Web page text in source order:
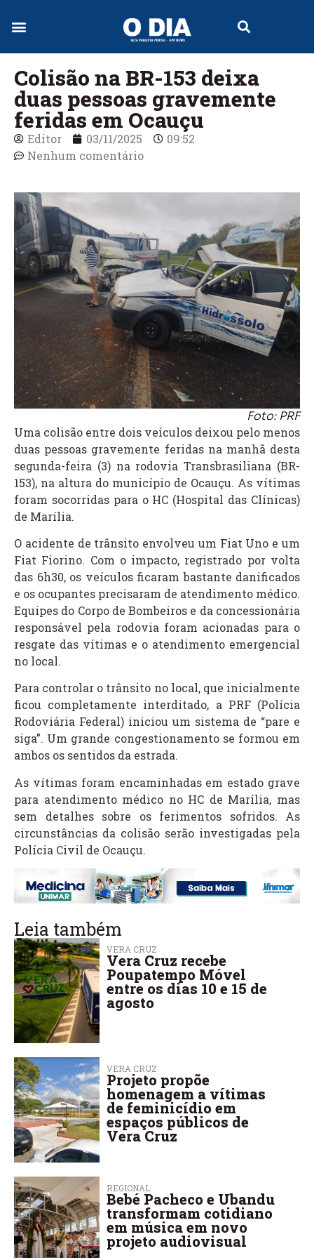
Colisão na BR-153 deixa
duas pessoas gravemente
feridas em Ocauçu
Editor 03/11/2025
09:52
Nenhum comentário
Foto: PRF
Uma colisão entre dois veículos deixou pelo menos
duas pessoas gravemente feridas na manhã desta
segunda-feira (3) na rodovia Transbrasiliana (BR-
153), na altura do município de Ocauçu. As vítimas
foram socorridas para o HC (Hospital das Clínicas)
de Marília.
O acidente de trânsito envolveu um Fiat Uno e um
Fiat Fiorino. Com o impacto, registrado por volta
das 6h30, os veículos ficaram bastante danificados
e os ocupantes precisaram de atendimento médico.
Equipes do Corpo de Bombeiros e da concessionária
responsável pela rodovia foram acionadas para o
resgate das vítimas e o atendimento emergencial
no local.
Para controlar o trânsito no local, que inicialmente
ficou completamente interditado, a PRF (Polícia
Rodoviária Federal) iniciou um sistema de “pare e
siga”. Um grande congestionamento se formou em
ambos os sentidos da estrada.
As vítimas foram encaminhadas em estado grave
para atendimento médico no HC de Marília, mas
sem detalhes sobre os ferimentos sofridos. As
circunstâncias da colisão serão investigadas pela
Polícia Civil de Ocauçu.
Leia também
VERA CRUZ
Vera Cruz recebe
Poupatempo Móvel
entre os dias 10 e 15 de
agosto
VERA CRUZ
Projeto propõe
homenagem a vítimas
de feminicídio em
espaços públicos de
Vera Cruz
REGIONAL
Bebé Pacheco e Ubandu
transformam cotidiano
em música em novo
projeto audiovisual